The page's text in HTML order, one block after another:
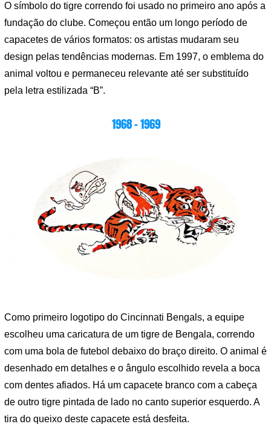
O símbolo do tigre correndo foi usado no primeiro ano após a
fundação do clube. Começou então um longo período de
capacetes de vários formatos: os artistas mudaram seu
design pelas tendências modernas. Em 1997, o emblema do
animal voltou e permaneceu relevante até ser substituído
pela letra estilizada “B”.
1968 – 1969
Como primeiro logotipo do Cincinnati Bengals, a equipe
escolheu uma caricatura de um tigre de Bengala, correndo
com uma bola de futebol debaixo do braço direito. O animal é
desenhado em detalhes e o ângulo escolhido revela a boca
com dentes afiados. Há um capacete branco com a cabeça
de outro tigre pintada de lado no canto superior esquerdo. A
tira do queixo deste capacete está desfeita.